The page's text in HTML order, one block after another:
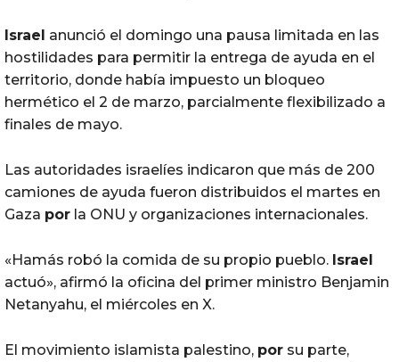
Israel anunció el domingo una pausa limitada en las
hostilidades para permitir la entrega de ayuda en el
territorio, donde había impuesto un bloqueo
hermético el 2 de marzo, parcialmente flexibilizado a
finales de mayo.
Las autoridades israelíes indicaron que más de 200
camiones de ayuda fueron distribuidos el martes en
Gaza por la ONU y organizaciones internacionales.
«Hamás robó la comida de su propio pueblo. Israel
actuó», afirmó la oficina del primer ministro Benjamin
Netanyahu, el miércoles en X.
El movimiento islamista palestino, por su parte,